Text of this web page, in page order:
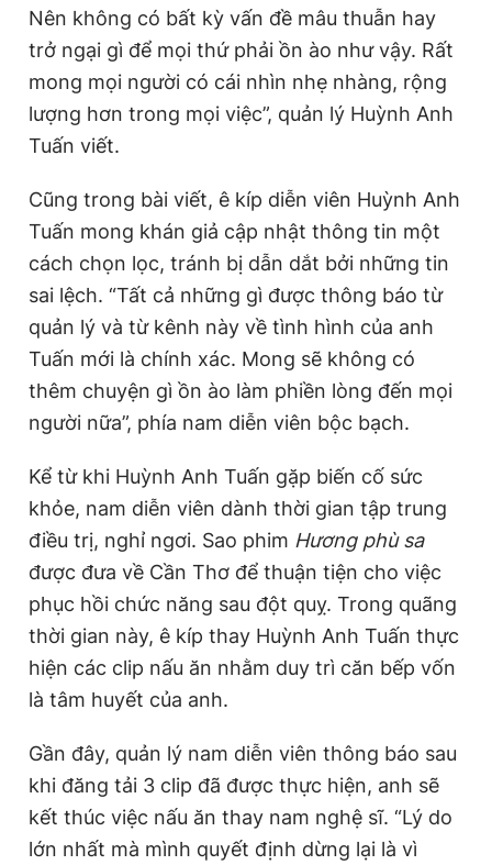
Nên không có bất kỳ vấn đề mâu thuẫn hay
trở ngại gì để mọi thứ phải ồn ào như vậy. Rất
mong mọi người có cái nhìn nhẹ nhàng, rộng
lượng hơn trong mọi việc”, quản lý Huỳnh Anh
Tuấn viết.
Cũng trong bài viết, ê kíp diễn viên Huỳnh Anh
Tuấn mong khán giả cập nhật thông tin một
cách chọn lọc, tránh bị dẫn dắt bởi những tin
sai lệch. “Tất cả những gì được thông báo từ
quản lý và từ kênh này về tình hình của anh
Tuấn mới là chính xác. Mong sẽ không có
thêm chuyện gì ồn ào làm phiền lòng đến mọi
người nữa”, phía nam diễn viên bộc bạch.
Kể từ khi Huỳnh Anh Tuấn gặp biến cố sức
khỏe, nam diễn viên dành thời gian tập trung
điều trị, nghỉ ngơi. Sao phim Hương phù sa
được đưa về Cần Thơ để thuận tiện cho việc
phục hồi chức năng sau đột quỵ. Trong quãng
thời gian này, ê kíp thay Huỳnh Anh Tuấn thực
hiện các clip nấu ăn nhằm duy trì căn bếp vốn
là tâm huyết của anh.
Gần đây, quản lý nam diễn viên thông báo sau
khi đăng tải 3 clip đã được thực hiện, anh sẽ
kết thúc việc nấu ăn thay nam nghệ sĩ. “Lý do
lớn nhất mà mình quyết định dừng lại là vì